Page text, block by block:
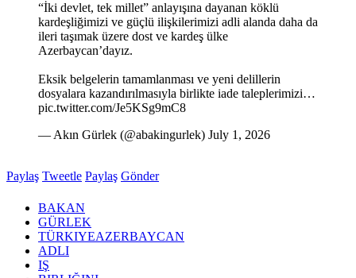
“İki devlet, tek millet” anlayışına dayanan köklü
kardeşliğimizi ve güçlü ilişkilerimizi adli alanda daha da
ileri taşımak üzere dost ve kardeş ülke
Azerbaycan’dayız.
Eksik belgelerin tamamlanması ve yeni delillerin
dosyalara kazandırılmasıyla birlikte iade taleplerimizi…
pic.twitter.com/Je5KSg9mC8
— Akın Gürlek (@abakingurlek) July 1, 2026
Paylaş Tweetle Paylaş Gönder
BAKAN
GÜRLEK
TÜRKIYEAZERBAYCAN
ADLI
IŞ